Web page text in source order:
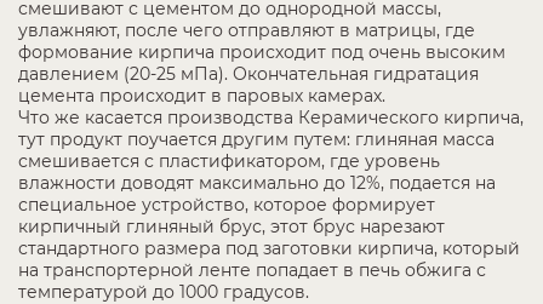
смешивают с цементом до однородной массы,
увлажняют, после чего отправляют в матрицы, где
формование кирпича происходит под очень высоким
давлением (20-25 мПа). Окончательная гидратация
цемента происходит в паровых камерах.
Что же касается производства Керамического кирпича,
тут продукт поучается другим путем: глиняная масса
смешивается с пластификатором, где уровень
влажности доводят максимально до 12%, подается на
специальное устройство, которое формирует
кирпичный глиняный брус, этот брус нарезают
стандартного размера под заготовки кирпича, который
на транспортерной ленте попадает в печь обжига с
температурой до 1000 градусов.